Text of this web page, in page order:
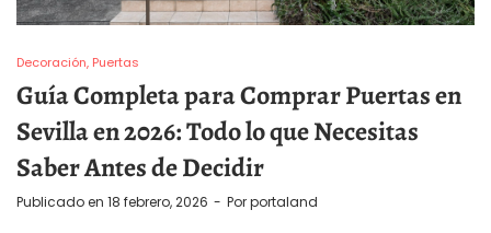
Decoración Puertas
Guía Completa para Comprar Puertas en
Sevilla en 2026: Todo lo que Necesitas
Saber Antes de Decidir
Publicado en 18 febrero, 2026 Porportaland